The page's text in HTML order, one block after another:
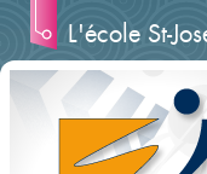
L'école St-